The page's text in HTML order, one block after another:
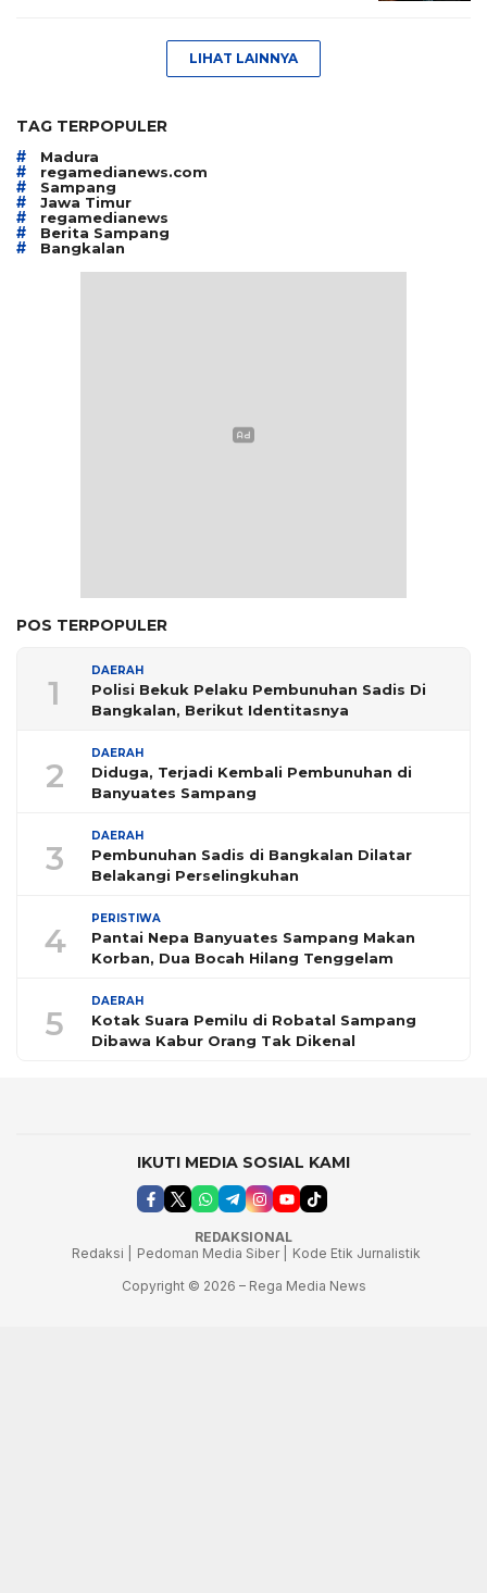
LIHAT LAINNYA
TAG TERPOPULER
# Madura
# regamedianews.com
# Sampang
# Jawa Timur
# regamedianews
# Berita Sampang
# Bangkalan
POS TERPOPULER
1
DAERAH
Polisi Bekuk Pelaku Pembunuhan Sadis Di
Bangkalan, Berikut Identitasnya
2
DAERAH
Diduga, Terjadi Kembali Pembunuhan di
Banyuates Sampang
3
DAERAH
Pembunuhan Sadis di Bangkalan Dilatar
Belakangi Perselingkuhan
4
PERISTIWA
Pantai Nepa Banyuates Sampang Makan
Korban, Dua Bocah Hilang Tenggelam
5
DAERAH
Kotak Suara Pemilu di Robatal Sampang
Dibawa Kabur Orang Tak Dikenal
IKUTI MEDIA SOSIAL KAMI
REDAKSIONAL
Redaksi |
Pedoman Media Siber |
Kode Etik Jurnalistik
Copyright © 2026 – Rega Media News